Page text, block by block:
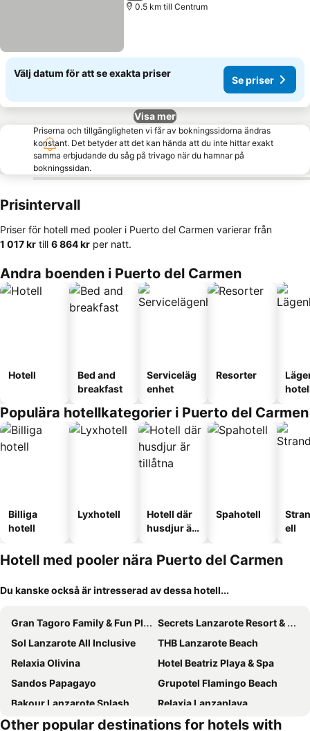
0.5 km till Centrum
Välj datum för att se exakta priser
Se priser
Visa mer
Priserna och tillgängligheten vi får av bokningssidorna ändras
konstant. Det betyder att det kan hända att du inte hittar exakt
samma erbjudande du såg på trivago när du hamnar på
bokningssidan.
Prisintervall
Priser för hotell med pooler i Puerto del Carmen varierar från
‎1 017 kr till ‎6 864 kr per natt.
Andra boenden i Puerto del Carmen
Hotell
Bed and
breakfast
Serviceläg
enhet
Resorter
Populära hotellkategorier i Puerto del Carmen
Billiga
hotell
Lyxhotell
Hotell där
husdjur är
Spahotell
ell
Hotell med pooler nära Puerto del Carmen
Du kanske också är intresserad av dessa hotell...
Gran Tagoro Family & Fun Playa Blanca
Secrets Lanzarote Resort & Spa
Sol Lanzarote All Inclusive
THB Lanzarote Beach
Relaxia Olivina
Hotel Beatriz Playa & Spa
Sandos Papagayo
Grupotel Flamingo Beach
Bakour Lanzarote Splash
Relaxia Lanzaplaya
THB Flora
HL Club Playa Blanca
Other popular destinations for hotels with